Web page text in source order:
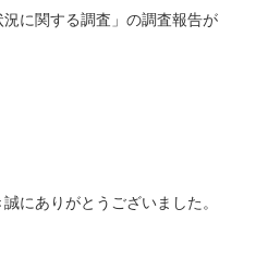
に関する調査」の調査報告が
にありがとうございました。